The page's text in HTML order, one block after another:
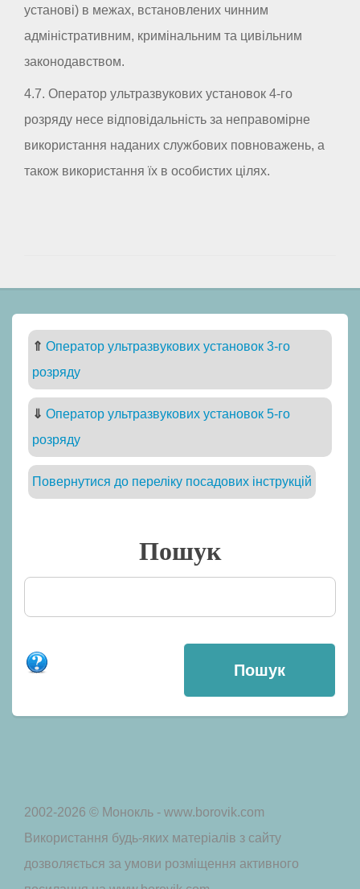
установі) в межах, встановлених чинним
адміністративним, кримінальним та цивільним
законодавством.
4.7. Оператор ультразвукових установок 4-го
розряду несе відповідальність за неправомірне
використання наданих службових повноважень, а
також використання їх в особистих цілях.
⇑ Оператор ультразвукових установок 3-го
розряду
⇓ Оператор ультразвукових установок 5-го
розряду
Повернутися до переліку посадових інструкцій
Пошук
2002-2026 © Монокль - www.borovik.com
Використання будь-яких матеріалів з сайту
дозволяється за умови розміщення активного